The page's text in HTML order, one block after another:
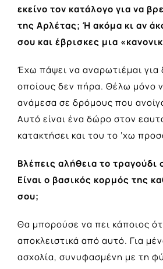
εκείνο τον κατάλογο για να
της Αρλέτας; Ή ακόμα κι αν
σου και έβρισκες μια
Έχω πάψει να αναρωτιέμαι
οποίους δεν πήρα. Θέλω μόνο
ανάμεσα σε δρόμους που
Αυτό είναι ένα δώρο στον
κατακτήσει και του το ‘χω
Βλέπεις αλήθεια το τραγούδι
Είναι ο βασικός κορμός της
σου;
Θα μπορούσε να πει κάποιος
αποκλειστικά από αυτό. Για
ασχολία, συνυφασμένη με τη